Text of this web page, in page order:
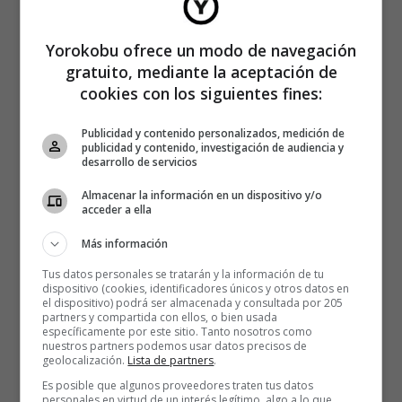
VIAJE Y DESTINO
Yorokobu ofrece un modo de navegación
gratuito, mediante la aceptación de
cookies con los siguientes fines:
Publicidad y contenido personalizados, medición de
publicidad y contenido, investigación de audiencia y
desarrollo de servicios
Almacenar la información en un dispositivo y/o
acceder a ella
Más información
Tus datos personales se tratarán y la información de tu
dispositivo (cookies, identificadores únicos y otros datos en
el dispositivo) podrá ser almacenada y consultada por 205
partners y compartida con ellos, o bien usada
específicamente por este sitio. Tanto nosotros como
nuestros partners podemos usar datos precisos de
geolocalización. Lista de partners.
Es posible que algunos proveedores traten tus datos